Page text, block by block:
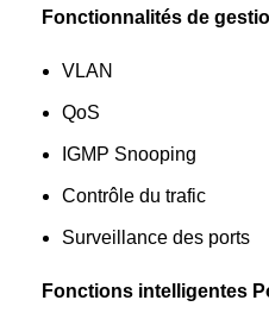
Fonctionnalités de
VLAN
QoS
IGMP Snooping
Contrôle du trafic
Surveillance des ports
Fonctions intelligentes